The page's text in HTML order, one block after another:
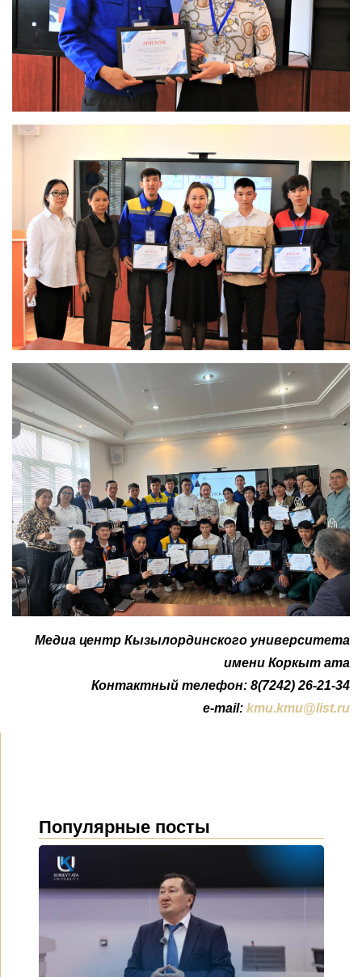
Медиа центр Кызылординского университета
имени Коркыт ата
Контактный телефон: 8(7242) 26-21-34
e-mail: kmu.kmu@list.ru
Популярные посты